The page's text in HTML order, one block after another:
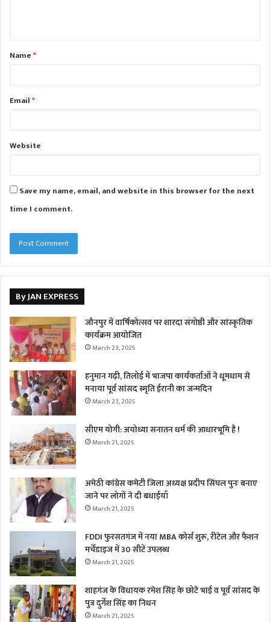
t
*Name*
Email*
Website
Save my name, email, and website in this browser for the next
time I comment.
By JAN EXPRESS
जौनपुर में वार्षिकोत्सव पर शारदा संगोष्ठी और सांस्कृतिक
कार्यक्रम आयोजित
March 23, 2025
हनुमान गढ़ी, तिलोई में भाजपा कार्यकर्ताओं ने धूमधाम से
मनाया पूर्व सांसद स्मृति ईरानी का जन्मदिन
March 23, 2025
सीएम योगी: अयोध्या सनातन धर्म की आधारभूमि है !
March 21, 2025
अमेठी कांग्रेस कमेटी जिला अध्यक्ष प्रदीप सिंघल पुनः बनाए
जाने पर लोगों ने दी बधाईयाँ
March 21, 2025
FDDI फुरसतगंज में नया MBA कोर्स शुरू, रीटेल और फैशन
मर्चेंडाइज में 30 सीटें उपलब्ध
March 21, 2025
शाहगंज के विधायक रमेश सिंह के छोटे भाई व पूर्व सांसद के
पुत्र दुर्गेश सिंह का निधन
March 21, 2025